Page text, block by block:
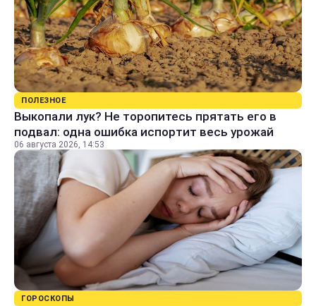
ПОЛЕЗНОЕ
Выкопали лук? Не торопитесь прятать его в
подвал: одна ошибка испортит весь урожай
06 августа 2026, 14:53
ГОРОСКОПЫ